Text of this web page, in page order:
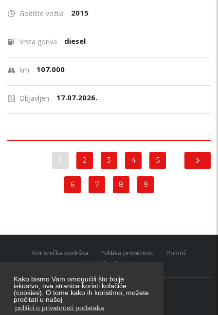
Kako bismo Vam omogućili što bolje
iskustvo, ova stranica koristi kolačiće
(cookies). O tome kako ih koristimo, možete
pročitati u našoj
politici o privatnosti podataka
Godište vozila 2015
Vrsta goriva diesel
km 107.000
Objavljen 17.07.2026.
1 2 3 4 5
6 7 8 9
Korisnička podrška Politika privatnosti
Pomoć
Uvjeti korištenja
Oglasnik grupacija:posao.hr|oglasnik.hr|auti.hr
Tečaj za konverziju u EUR valutu: 1 euro = 7.53450 kn